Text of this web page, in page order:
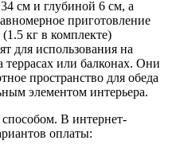
см и глубиной 6 см, а
приготовление
кг в комплекте)
для использования на
или балконах. Они
пространство для обеда
элементом интерьера.
В интернет-
оплаты: